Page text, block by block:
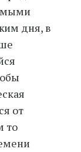
дня, в
от
то